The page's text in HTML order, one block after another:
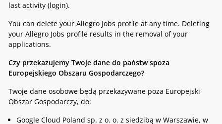
last activity (login).
You can delete your Allegro Jobs profile at any time. Deleting
your Allegro Jobs profile results in the removal of your
applications.
Czy przekazujemy Twoje dane do państw spoza
Europejskiego Obszaru Gospodarczego?
Twoje dane osobowe będą przekazywane poza Europejski
Obszar Gospodarczy, do:
Google Cloud Poland sp. z o. o. z siedzibą w Warszawie, w